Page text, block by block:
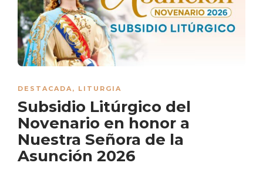
DESTACADA , LITURGIA
Subsidio Litúrgico del
Novenario en honor a
Nuestra Señora de la
Asunción 2026